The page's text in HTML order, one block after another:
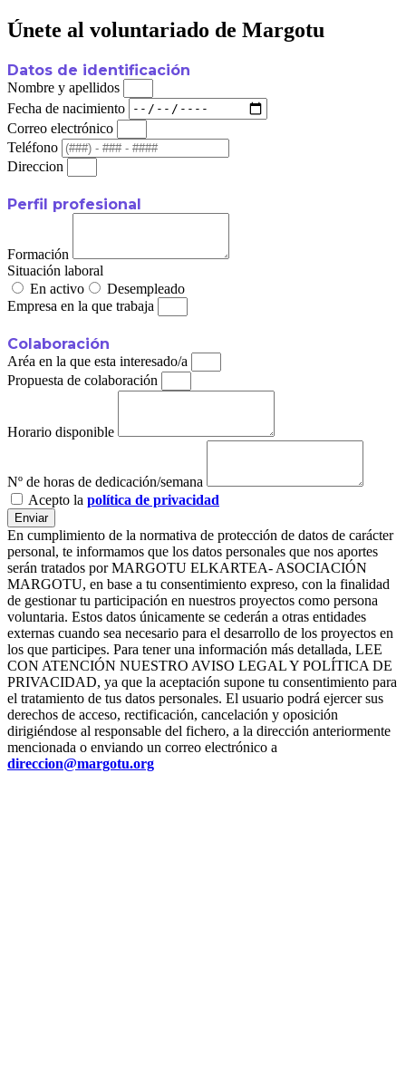
Únete al voluntariado de Margotu
Datos de identificación
Nombre y apellidos
Fecha de nacimiento
Correo electrónico
Teléfono
Direccion
Perfil profesional
Formación
Situación laboral
En activo
Desempleado
Empresa en la que trabaja
Colaboración
Aréa en la que esta interesado/a
Propuesta de colaboración
Horario disponible
Nº de horas de dedicación/semana
Acepto la política de privacidad
Enviar
En cumplimiento de la normativa de protección de datos de carácter
personal, te informamos que los datos personales que nos aportes
serán tratados por MARGOTU ELKARTEA- ASOCIACIÓN
MARGOTU, en base a tu consentimiento expreso, con la finalidad
de gestionar tu participación en nuestros proyectos como persona
voluntaria. Estos datos únicamente se cederán a otras entidades
externas cuando sea necesario para el desarrollo de los proyectos en
los que participes. Para tener una información más detallada, LEE
CON ATENCIÓN NUESTRO AVISO LEGAL Y POLÍTICA DE
PRIVACIDAD, ya que la aceptación supone tu consentimiento para
el tratamiento de tus datos personales. El usuario podrá ejercer sus
derechos de acceso, rectificación, cancelación y oposición
dirigiéndose al responsable del fichero, a la dirección anteriormente
mencionada o enviando un correo electrónico a
direccion@margotu.org